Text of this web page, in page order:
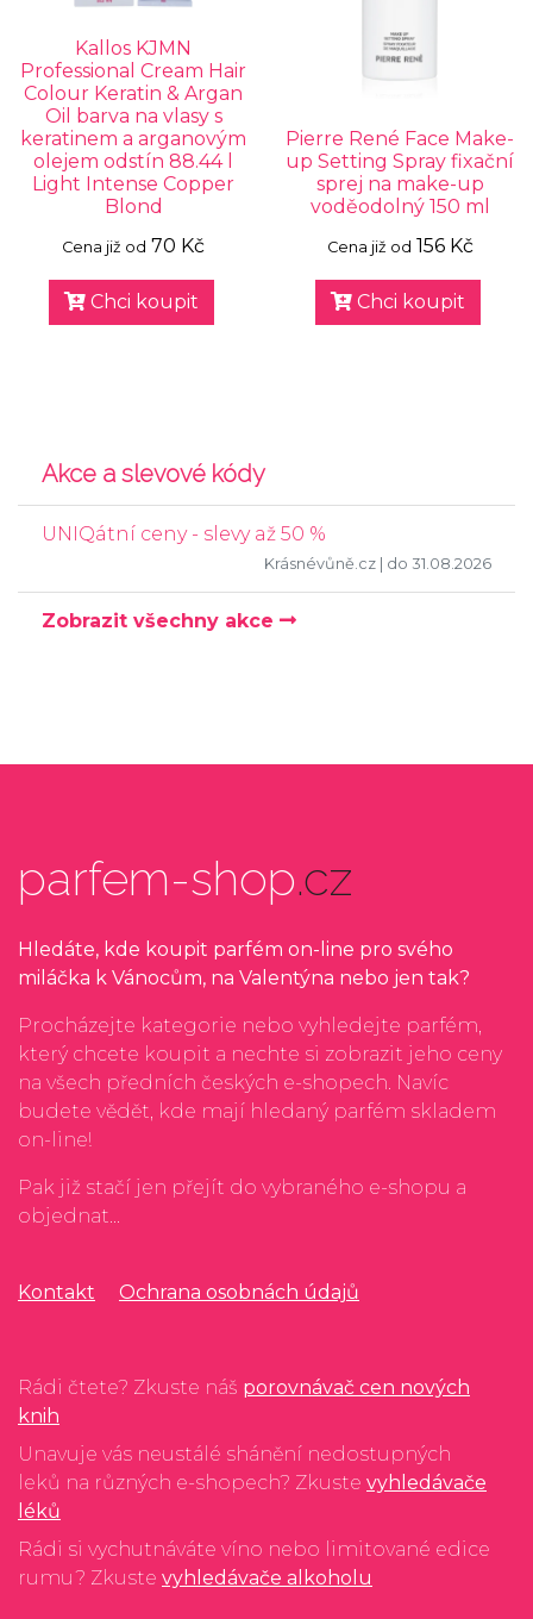
Kallos KJMN
Professional Cream Hair
Colour Keratin & Argan
Oil barva na vlasy s
keratinem a arganovým
olejem odstín 88.44 l
Light Intense Copper
Blond
Cena již od 70 Kč
Chci koupit
Pierre René Face Make-
up Setting Spray fixační
sprej na make-up
voděodolný 150 ml
Cena již od 156 Kč
Chci koupit
Akce a slevové kódy
UNIQátní ceny - slevy až 50 %
Krásnévůně.cz | do 31.08.2026
Zobrazit všechny akce
parfem-shop.cz
Hledáte, kde koupit parfém on-line pro svého
miláčka k Vánocům, na Valentýna nebo jen tak?
Procházejte kategorie nebo vyhledejte parfém,
který chcete koupit a nechte si zobrazit jeho ceny
na všech předních českých e-shopech. Navíc
budete vědět, kde mají hledaný parfém skladem
on-line!
Pak již stačí jen přejít do vybraného e-shopu a
objednat...
Kontakt Ochrana osobnách údajů
Rádi čtete? Zkuste náš porovnávač cen nových
knih
Unavuje vás neustálé shánění nedostupných
leků na různých e-shopech? Zkuste vyhledávače
léků
Rádi si vychutnáváte víno nebo limitované edice
rumu? Zkuste vyhledávače alkoholu